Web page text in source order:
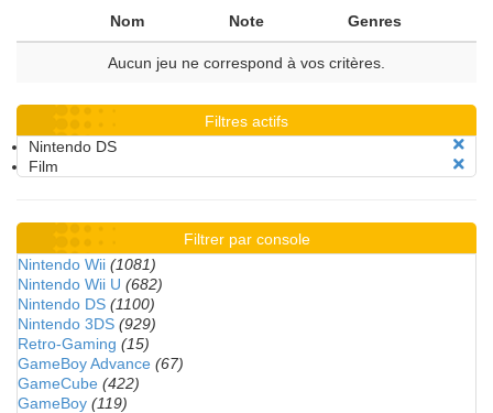
Nom Note Genres
Aucun jeu ne correspond à vos critères.
Filtres actifs
Nintendo DS
Film
Filtrer par console
Nintendo Wii (1081)
Nintendo Wii U (682)
Nintendo DS (1100)
Nintendo 3DS (929)
Retro-Gaming (15)
GameBoy Advance (67)
GameCube (422)
GameBoy (119)